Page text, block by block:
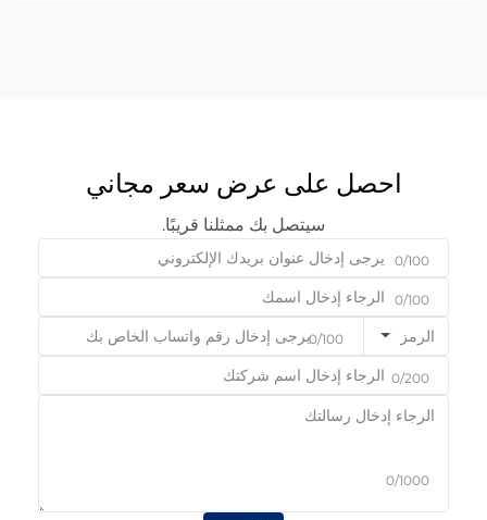
احصل على عرض سعر مجاني
سيتصل بك ممثلنا قريبًا.
0/100
0/100
الرمز 0/100
0/200
0/1000